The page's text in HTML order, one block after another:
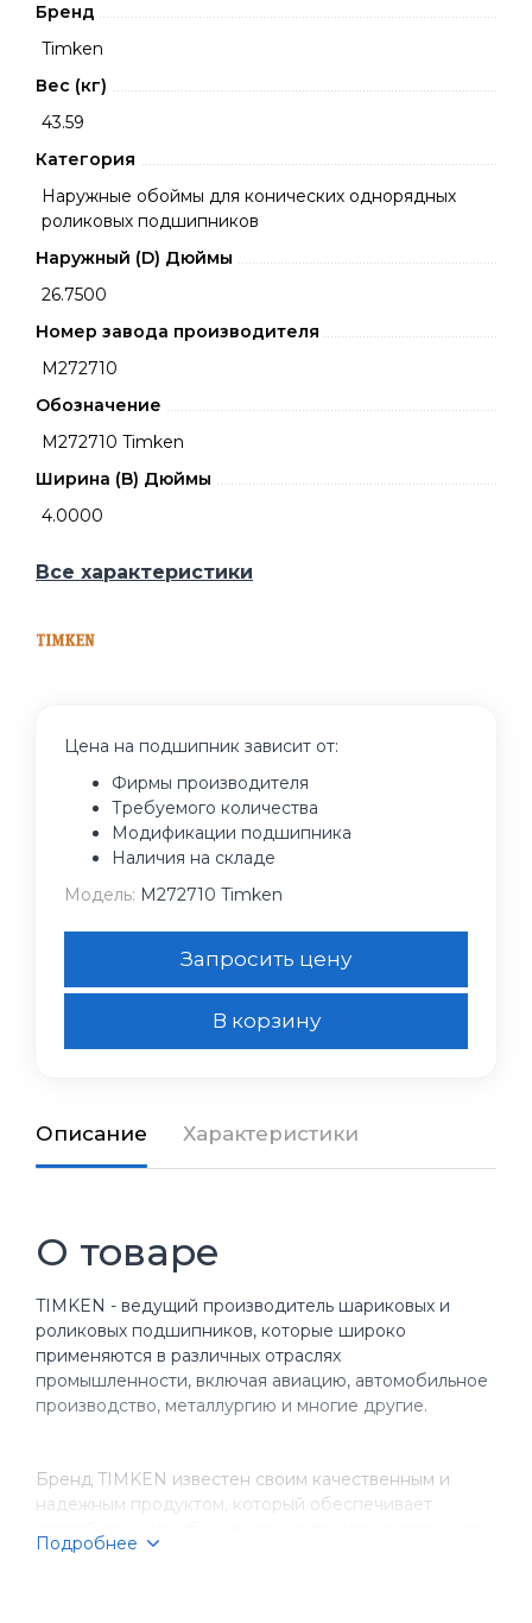
Бренд
Timken
Вес (кг)
43.59
Категория
Наружные обоймы для конических однорядных
роликовых подшипников
Наружный (D) Дюймы
26.7500
Номер завода производителя
M272710
Обозначение
M272710 Timken
Ширина (B) Дюймы
4.0000
Все характеристики
Цена на подшипник зависит от:
Фирмы производителя
Требуемого количества
Модификации подшипника
Наличия на складе
Модель: M272710 Timken
Запросить цену
В корзину
Описание Характеристики
О товаре
TIMKEN - ведущий производитель шариковых и
роликовых подшипников, которые широко
применяются в различных отраслях
промышленности, включая авиацию, автомобильное
производство, металлургию и многие другие.
Бренд TIMKEN известен своим качественным и
надежным продуктом, который обеспечивает
оборудования. Компания имеет более чем
Подробнее